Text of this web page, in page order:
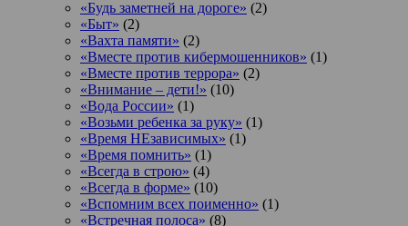
«Будь заметней на дороге» (2)
«Быт» (2)
«Вахта памяти» (2)
«Вместе против кибермошенников» (1)
«Вместе против террора» (2)
«Внимание – дети!» (10)
«Вода России» (1)
«Возьми ребенка за руку» (1)
«Время НЕзависимых» (1)
«Время помнить» (1)
«Всегда в строю» (4)
«Всегда в форме» (10)
«Вспомним всех поименно» (1)
«Встречная полоса» (8)